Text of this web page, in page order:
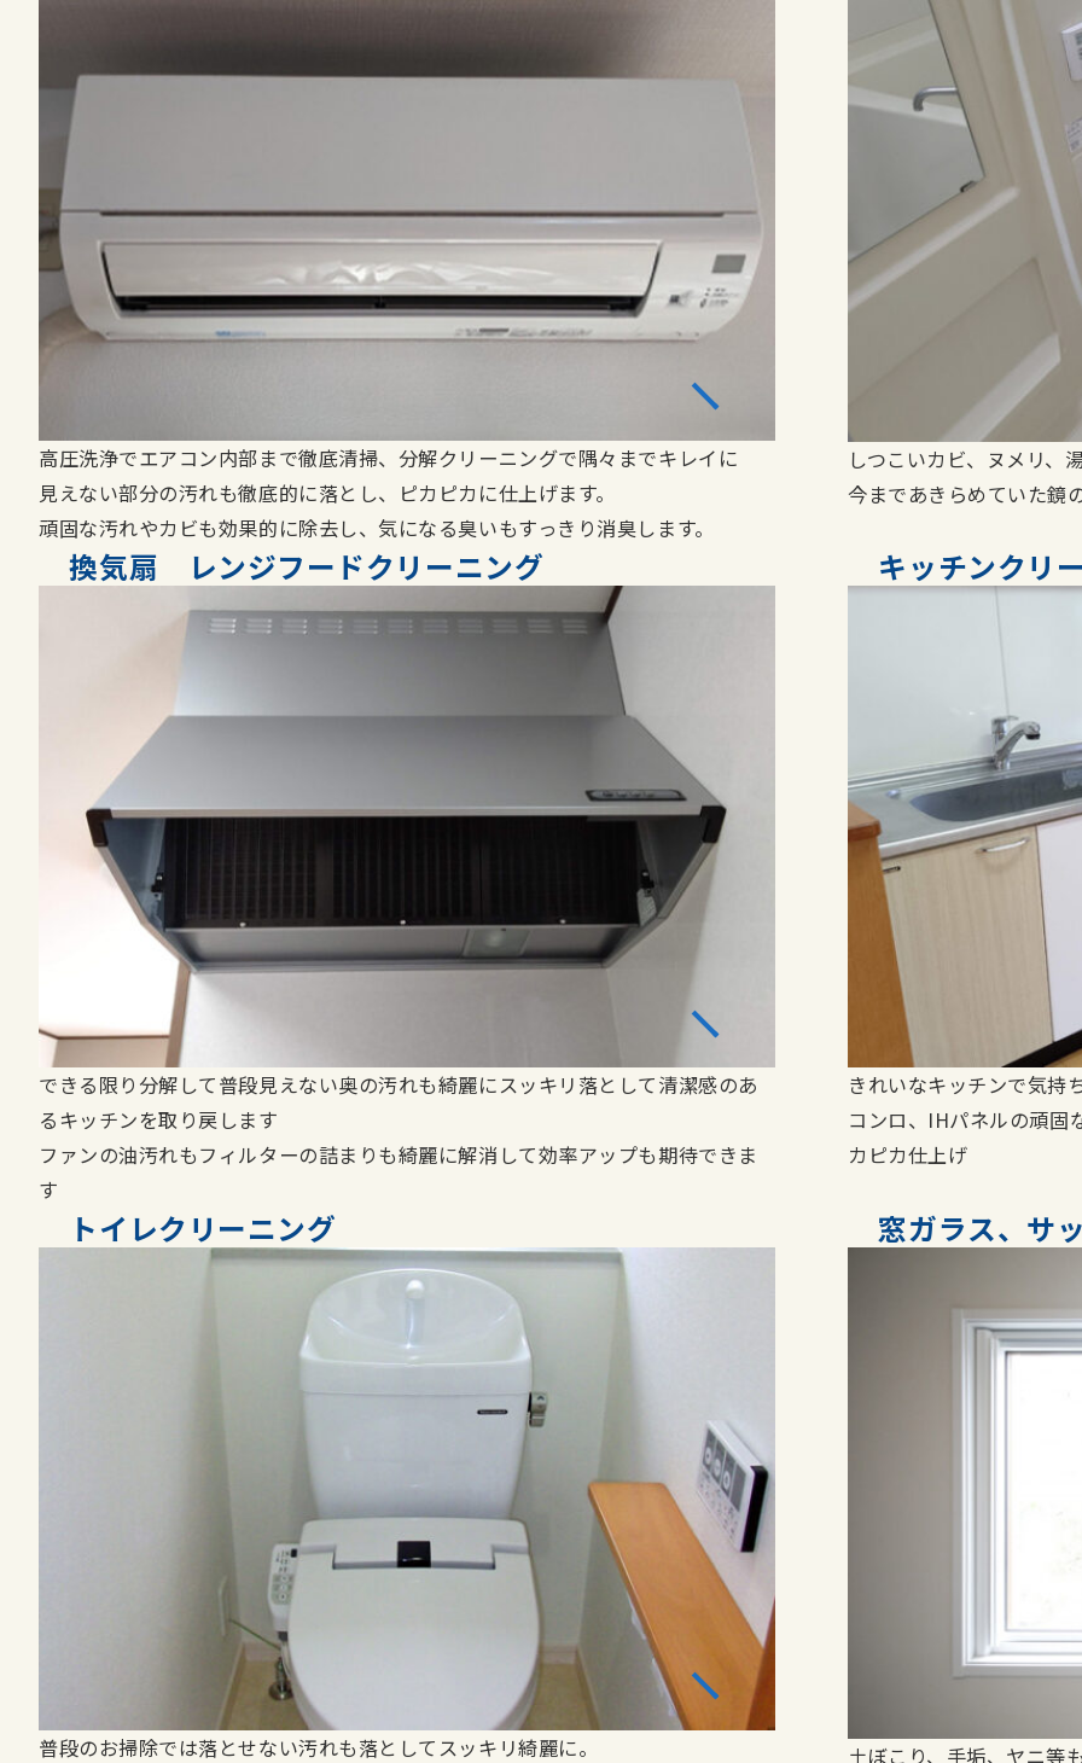
高圧洗浄でエアコン内部まで徹底清掃、分解クリーニングで隅々までキレイに
見えない部分の汚れも徹底的に落とし、ピカピカに仕上げます。
頑固な汚れやカビも効果的に除去し、気になる臭いもすっきり消臭します。
しつこいカビ、ヌメリ、
今まであきらめていた鏡
換気扇 レンジフードクリーニング
できる限り分解して普段見えない奥の汚れも綺麗にスッキリ落として清潔感のあ
るキッチンを取り戻します
ファンの油汚れもフィルターの詰まりも綺麗に解消して効率アップも期待できま
す
キッチンクリ
きれいなキッチンで気持
コンロ、IHパネルの頑固
カピカ仕上げ
トイレクリーニング
普段のお掃除では落とせない汚れも落としてスッキリ綺麗に。
窓ガラス、サ
土ぼこり、手垢、ヤニ等